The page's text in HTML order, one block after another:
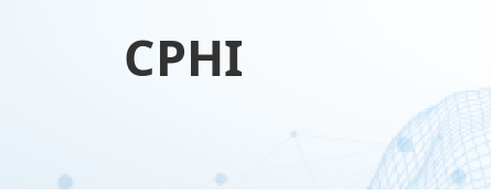
CPHI